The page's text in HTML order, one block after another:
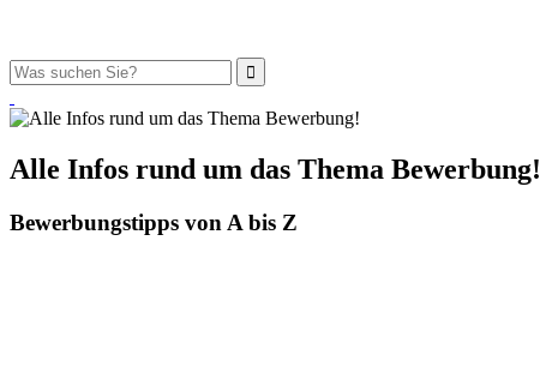
Alle Infos rund um das Thema Bewerbung!
Bewerbungstipps von A bis Z